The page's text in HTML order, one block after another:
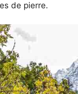
de pierre.